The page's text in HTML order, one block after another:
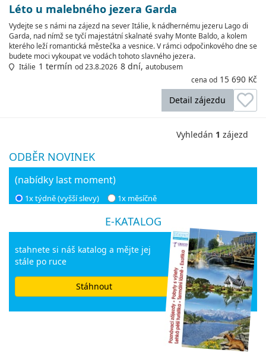
Léto u malebného jezera Garda
Vydejte se s námi na zájezd na sever Itálie, k nádhernému jezeru Lago di
Garda, nad nímž se tyčí majestátní skalnaté svahy Monte Baldo, a kolem
kterého leží romantická městečka a vesnice. V rámci odpočinkového dne se
budete moci vykoupat ve vodách tohoto slavného jezera.
Itálie 1 termín od 23.8.2026 8 dní, autobusem
cena od 15 690 Kč
Detail zájezdu
Vyhledán 1 zájezd
ODBĚR NOVINEK
(nabídky last moment)
1x týdně (vyšší slevy) 1x měsíčně
E-KATALOG
stahnete si náš katalog a mějte jej
stále po ruce
Stáhnout